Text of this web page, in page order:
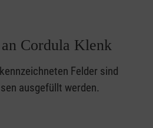
Cordula Klenk
Felder sind
ausgefüllt werden.